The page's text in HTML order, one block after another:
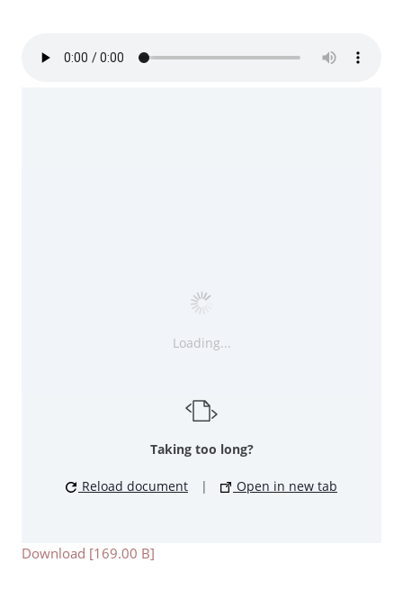
Loading...
Taking too long?
Reload document | Open in new tab
Download [169.00 B]